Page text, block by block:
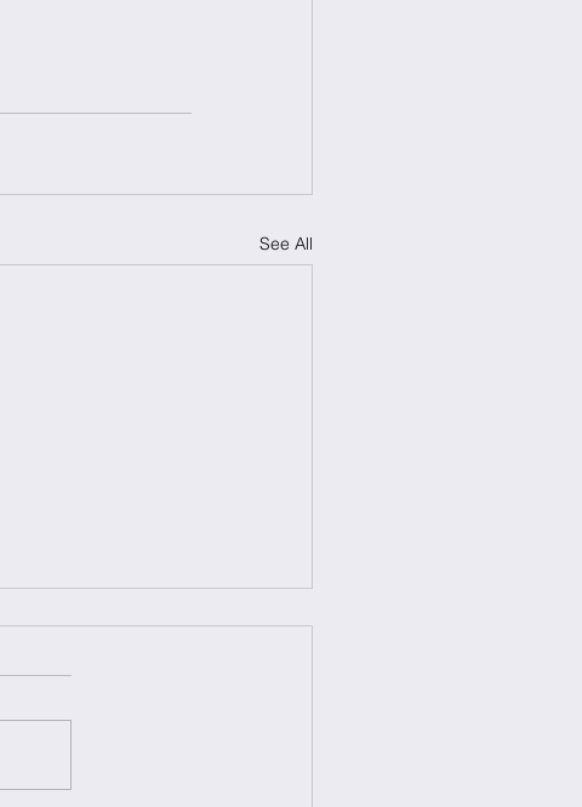
See All